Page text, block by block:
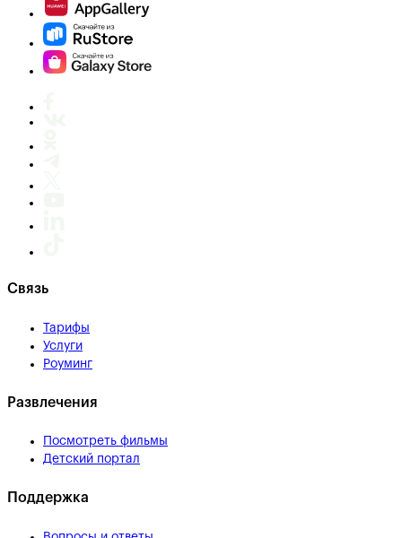
Связь
Тарифы
Услуги
Роуминг
Развлечения
Посмотреть фильмы
Детский портал
Поддержка